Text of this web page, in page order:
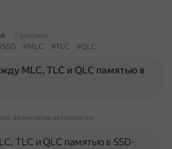
7 февраля
#MLC #TLC #QLC
MLC, TLC и QLC памятью в
возможны неточности
TLC и QLC памятью в SSD-